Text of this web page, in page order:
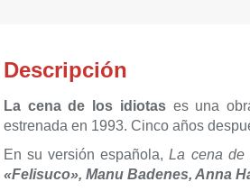
Descripción
La cena de los idiotases una
estrenada en 1993. Cinco años
En su versión española,La cena de
«Felisuco», Manu Badenes, Anna